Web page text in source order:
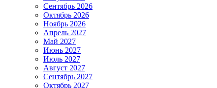
Сентябрь 2026
Октябрь 2026
Ноябрь 2026
Апрель 2027
Май 2027
Июнь 2027
Июль 2027
Август 2027
Сентябрь 2027
Октябрь 2027